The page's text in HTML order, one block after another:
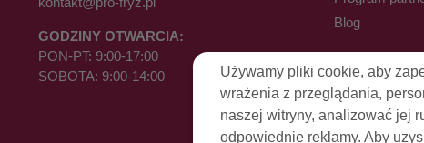
GODZINY OTWARCIA:
PON-PT: 9:00-17:00
SOBOTA: 9:00-14:00
Blog
Używamy pliki cookie, aby
wrażenia z przeglądania,
naszej witryny, analizować jej
odpowiednie reklamy. Aby